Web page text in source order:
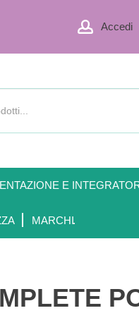
Accedi
E
MARCHI